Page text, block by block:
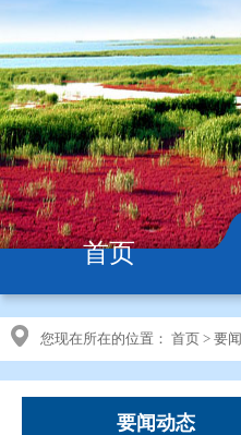
首页
您现在所在的位置： 首页 > 要
要闻动态